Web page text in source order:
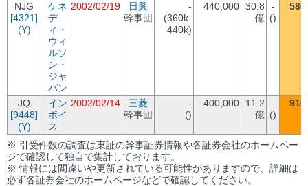
NJG
[4321]
(Y)
ケネ
デ
ィ・
ウィ
ルソ
ン・
ジャ
パン
2002/02/19
日興
幹事団
-
(360k-
440k)
440,000 30.8
億
-
()
JQ
[9448]
(Y)
イン
ボイ
ス
2002/02/14
三菱
幹事団
-
()
400,000
11.2
億
-
()
※ 引受件数の調査は東証の幹事証券情報や各証券会社のホームペー
ジで確認して独自で集計しております。
※ 情報には間違いや更新されている可能性がありますので、詳細は
必ず各証券会社のホームページなどで確認してください。